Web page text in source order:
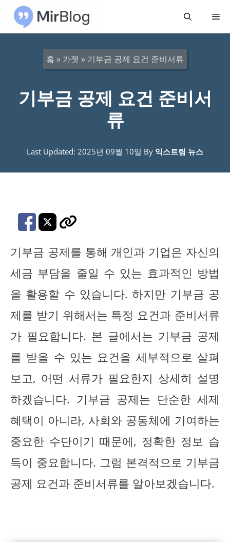
메
홈 » 가젯 » 기부금 공제 요건 준비서류
기부금 공제 요건 준비서
류
Last Updated: 2025년 09월 10일 By 익스트림 뉴스
기부금 공제를 통해 개인과 기업은 자신의
세금 부담을 줄일 수 있는 효과적인 방법
을 활용할 수 있습니다. 하지만 기부금 공
제를 받기 위해서는 특정 요건과 준비서류
가 필요합니다. 본 글에서는 기부금 공제
를 받을 수 있는 요건을 세부적으로 살펴
보고, 어떤 서류가 필요한지 상세히 설명
하겠습니다. 기부금 공제는 단순한 세제
혜택이 아니라, 사회와 공동체에 기여하는
중요한 수단이기 때문에, 정확한 정보 습
득이 중요합니다. 그럼 본격적으로 기부금
공제 요건과 준비서류를 알아보겠습니다.